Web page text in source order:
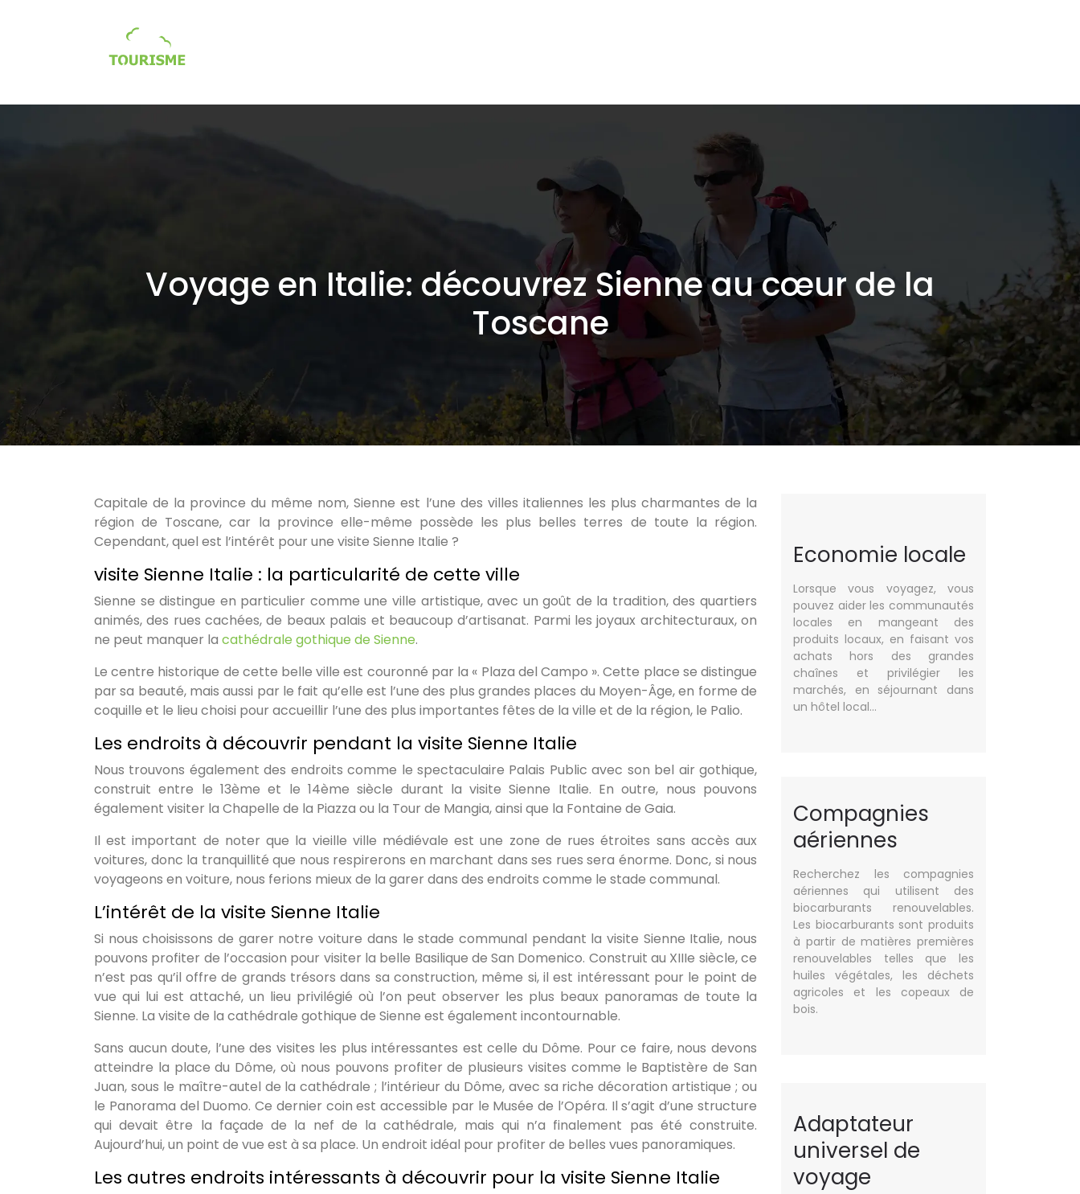
Voyage en Italie: découvrez Sienne au cœur de la
Toscane
Capitale de la province du même nom, Sienne est l’une des villes italiennes les plus charmantes de la
région de Toscane, car la province elle-même possède les plus belles terres de toute la région.
Cependant, quel est l’intérêt pour une visite Sienne Italie ?
visite Sienne Italie : la particularité de cette ville
Sienne se distingue en particulier comme une ville artistique, avec un goût de la tradition, des quartiers
animés, des rues cachées, de beaux palais et beaucoup d’artisanat. Parmi les joyaux architecturaux, on
ne peut manquer la cathédrale gothique de Sienne.
Le centre historique de cette belle ville est couronné par la « Plaza del Campo ». Cette place se distingue
par sa beauté, mais aussi par le fait qu’elle est l’une des plus grandes places du Moyen-Âge, en forme de
coquille et le lieu choisi pour accueillir l’une des plus importantes fêtes de la ville et de la région, le Palio.
Les endroits à découvrir pendant la visite Sienne Italie
Nous trouvons également des endroits comme le spectaculaire Palais Public avec son bel air gothique,
construit entre le 13ème et le 14ème siècle durant la visite Sienne Italie. En outre, nous pouvons
également visiter la Chapelle de la Piazza ou la Tour de Mangia, ainsi que la Fontaine de Gaia.
Il est important de noter que la vieille ville médiévale est une zone de rues étroites sans accès aux
voitures, donc la tranquillité que nous respirerons en marchant dans ses rues sera énorme. Donc, si nous
voyageons en voiture, nous ferions mieux de la garer dans des endroits comme le stade communal.
L’intérêt de la visite Sienne Italie
Si nous choisissons de garer notre voiture dans le stade communal pendant la visite Sienne Italie, nous
pouvons profiter de l’occasion pour visiter la belle Basilique de San Domenico. Construit au XIIIe siècle, ce
n’est pas qu’il offre de grands trésors dans sa construction, même si, il est intéressant pour le point de
vue qui lui est attaché, un lieu privilégié où l’on peut observer les plus beaux panoramas de toute la
Sienne. La visite de la cathédrale gothique de Sienne est également incontournable.
Sans aucun doute, l’une des visites les plus intéressantes est celle du Dôme. Pour ce faire, nous devons
atteindre la place du Dôme, où nous pouvons profiter de plusieurs visites comme le Baptistère de San
Juan, sous le maître-autel de la cathédrale ; l’intérieur du Dôme, avec sa riche décoration artistique ; ou
le Panorama del Duomo. Ce dernier coin est accessible par le Musée de l’Opéra. Il s’agit d’une structure
qui devait être la façade de la nef de la cathédrale, mais qui n’a finalement pas été construite.
Aujourd’hui, un point de vue est à sa place. Un endroit idéal pour profiter de belles vues panoramiques.
Les autres endroits intéressants à découvrir pour la visite Sienne Italie
Economie locale
Lorsque vous voyagez, vous
pouvez aider les communautés
locales en mangeant des
produits locaux, en faisant vos
achats hors des grandes
chaînes et privilégier les
marchés, en séjournant dans
un hôtel local…
Compagnies
aériennes
Recherchez les compagnies
aériennes qui utilisent des
biocarburants renouvelables.
Les biocarburants sont produits
à partir de matières premières
renouvelables telles que les
huiles végétales, les déchets
agricoles et les copeaux de
bois.
Adaptateur
universel de
voyage